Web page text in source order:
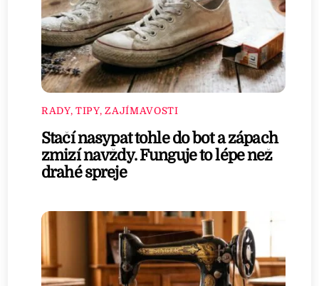
RADY, TIPY, ZAJÍMAVOSTI
Stačí nasypat tohle do bot a zápach
zmizí navždy. Funguje to lépe než
drahé spreje